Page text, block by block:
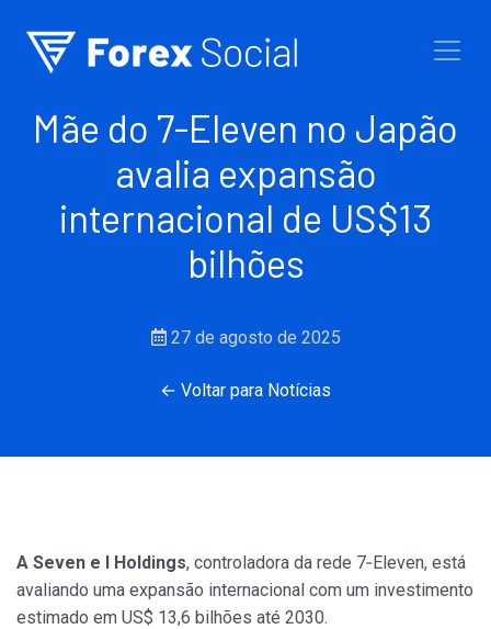
Mãe do 7-Eleven no Japão
avalia expansão
internacional de US$13
bilhões
27 de agosto de 2025
← Voltar para Notícias
A Seven e I Holdings, controladora da rede 7‑Eleven, está
avaliando uma expansão internacional com um investimento
estimado em US$ 13,6 bilhões até 2030.